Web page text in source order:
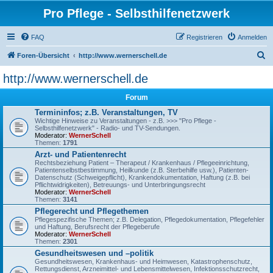
Pro Pflege - Selbsthilfenetzwerk
FAQ Anmelden
Registrieren
Foren-Übersicht http://www.wernerschell.de
http://www.wernerschell.de
Forum
Termininfos; z.B. Veranstaltungen, TV
Wichtige Hinweise zu Veranstaltungen - z.B. >>> "Pro Pflege -
Selbsthilfenetzwerk" - Radio- und TV-Sendungen.
Moderator: WernerSchell
Themen: 1791
Arzt- und Patientenrecht
Rechtsbeziehung Patient – Therapeut / Krankenhaus / Pflegeeinrichtung,
Patientenselbstbestimmung, Heilkunde (z.B. Sterbehilfe usw.), Patienten-
Datenschutz (Schweigepflicht), Krankendokumentation, Haftung (z.B. bei
Pflichtwidrigkeiten), Betreuungs- und Unterbringungsrecht
Moderator: WernerSchell
Themen: 3141
Pflegerecht und Pflegethemen
Pflegespezifische Themen; z.B. Delegation, Pflegedokumentation, Pflegefehler
und Haftung, Berufsrecht der Pflegeberufe
Moderator: WernerSchell
Themen: 2301
Gesundheitswesen und –politik
Gesundheitswesen, Krankenhaus- und Heimwesen, Katastrophenschutz,
Rettungsdienst, Arzneimittel- und Lebensmittelwesen, Infektionsschutzrecht,